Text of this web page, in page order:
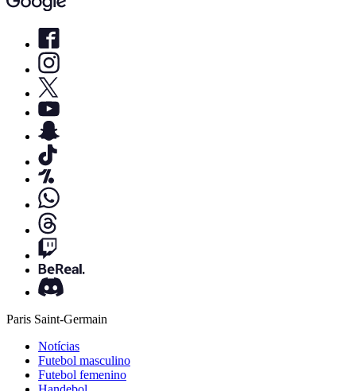
Paris Saint-Germain
Notícias
Futebol masculino
Futebol femenino